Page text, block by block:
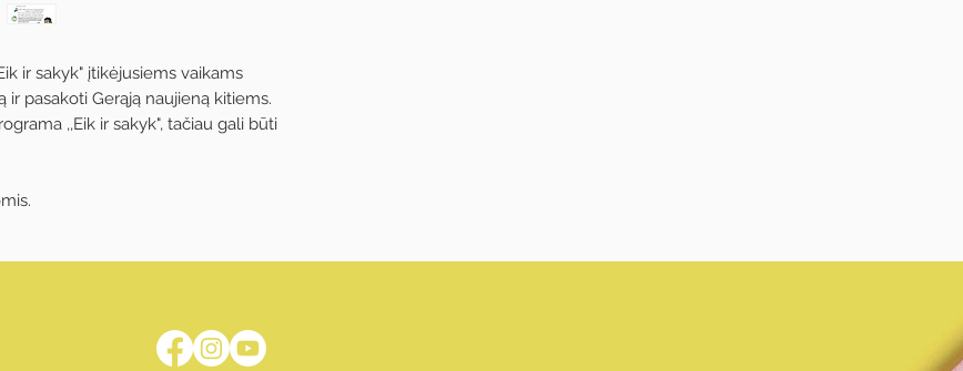
ir sakyk" įtikėjusiems vaikams
pasakoti Gerąją naujieną kitiems.
,,Eik ir sakyk", tačiau gali būti